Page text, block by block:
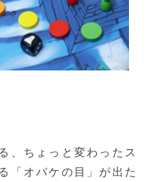
、ちょっと変わったス
「オバケの目」が出た